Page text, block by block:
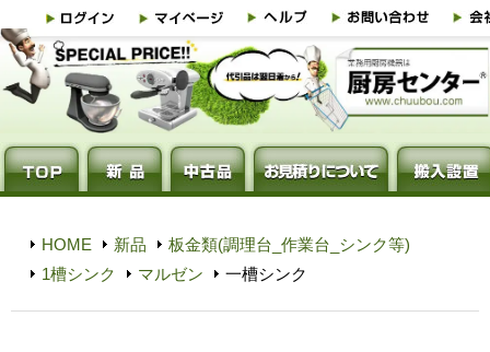
HOME 新品
板金類(調理台_作業台_シンク等)
1槽シンク
マルゼン 一槽シンク